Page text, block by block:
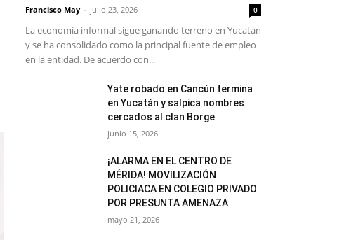
Francisco May - julio 23, 2026 0
La economía informal sigue ganando terreno en Yucatán
y se ha consolidado como la principal fuente de empleo
en la entidad. De acuerdo con...
Yate robado en Cancún termina
en Yucatán y salpica nombres
cercados al clan Borge
junio 15, 2026
¡ALARMA EN EL CENTRO DE
MÉRIDA! MOVILIZACIÓN
POLICIACA EN COLEGIO PRIVADO
POR PRESUNTA AMENAZA
mayo 21, 2026